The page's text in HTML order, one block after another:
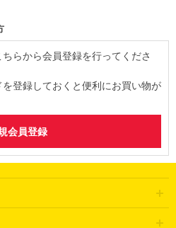
らから会員登録を行ってくださ
登録しておくと便利にお買い物が